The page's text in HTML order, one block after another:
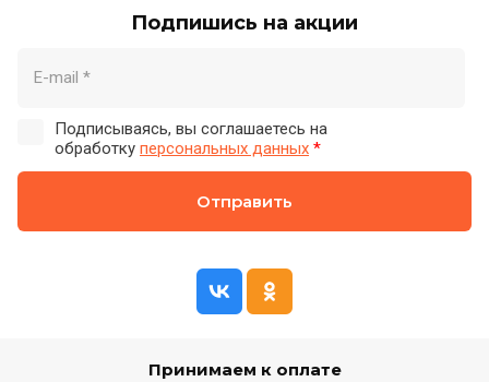
Подпишись на акции
Подписываясь, вы соглашаетесь на
обработку персональных данных *
Отправить
Принимаем к оплате